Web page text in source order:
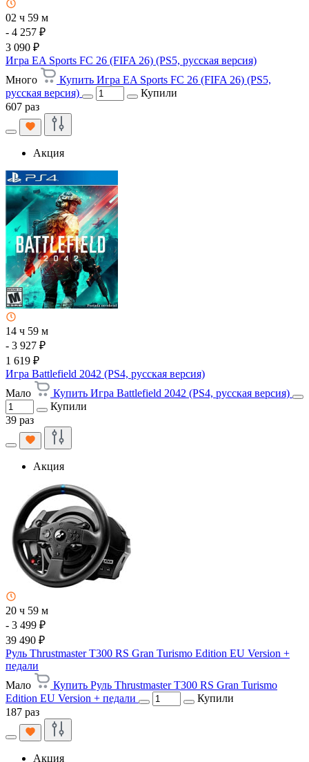
02 ч 59 м
- 4 257 ₽
3 090 ₽
Игра EA Sports FC 26 (FIFA 26) (PS5, русская версия)
Много
Купить Игра EA Sports FC 26 (FIFA 26) (PS5,
русская версия)
Купили
607 раз
Акция
14 ч 59 м
- 3 927 ₽
1 619 ₽
Игра Battlefield 2042 (PS4, русская версия)
Мало
Купить Игра Battlefield 2042 (PS4, русская версия)
Купили
39 раз
Акция
20 ч 59 м
- 3 499 ₽
39 490 ₽
Руль Thrustmaster T300 RS Gran Turismo Edition EU Version +
педали
Мало
Купить Руль Thrustmaster T300 RS Gran Turismo
Edition EU Version + педали
Купили
187 раз
Акция